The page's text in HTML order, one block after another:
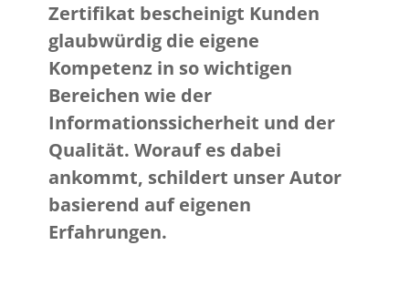
Zertifikat bescheinigt Kunden
glaubwürdig die eigene
Kompetenz in so wichtigen
Bereichen wie der
Informationssicherheit und der
Qualität. Worauf es dabei
ankommt, schildert unser Autor
basierend auf eigenen
Erfahrungen.